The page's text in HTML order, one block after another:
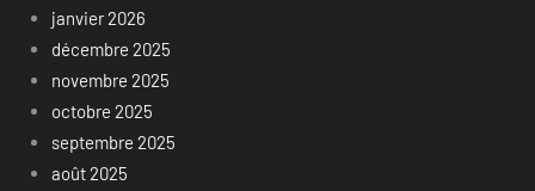
janvier 2026
décembre 2025
novembre 2025
octobre 2025
septembre 2025
août 2025